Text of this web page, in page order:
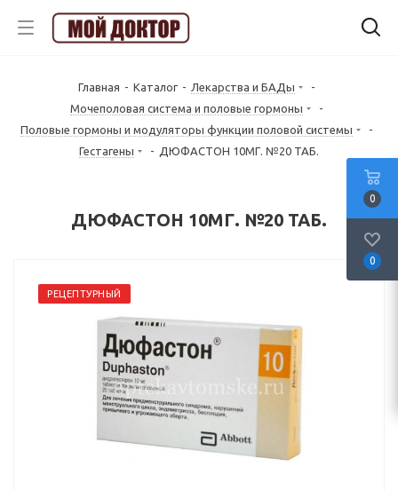
Главная - Каталог - Лекарства и БАДы
-
Mочеполовая система и половые гормоны
-
Половые гормоны и модуляторы функции половой системы
-
Гестагены
- ДЮФАСТОН 10МГ. №20 ТАБ.
ДЮФАСТОН 10МГ. №20 ТАБ.
РЕЦЕПТУРНЫЙ
0
0